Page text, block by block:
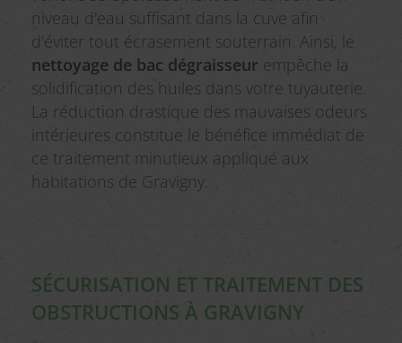
niveau d'eau suffisant dans la cuve afin
d'éviter tout écrasement souterrain. Ainsi, le
nettoyage de bac dégraisseur empêche la
solidification des huiles dans votre tuyauterie.
La réduction drastique des mauvaises odeurs
intérieures constitue le bénéfice immédiat de
ce traitement minutieux appliqué aux
habitations de Gravigny.
SÉCURISATION ET TRAITEMENT DES
OBSTRUCTIONS À GRAVIGNY